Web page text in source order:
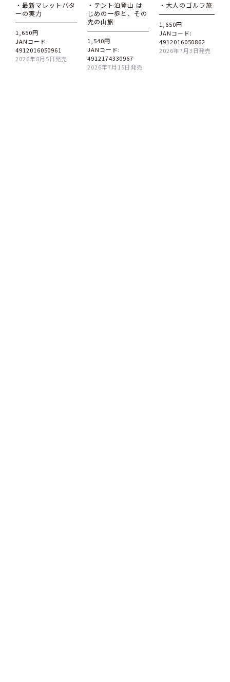
・最新マレットパタ
ーの実力
1,650円
JANコード:
4912016050961
2026年8月5日発売
・テント泊登山 は
じめの一歩と、その
先の山旅
1,540円
JANコード:
4912174330967
2026年7月15日発売
・大人のゴルフ旅
1,650円
JANコード:
4912016050862
2026年7月3日発売